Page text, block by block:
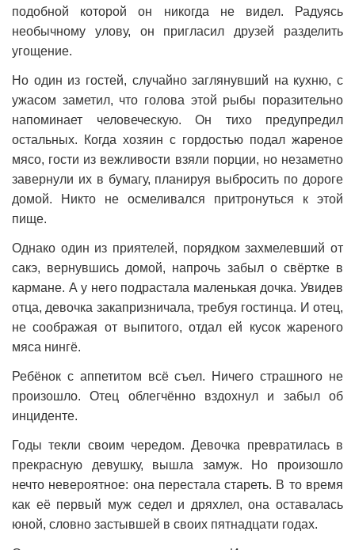
подобной которой он никогда не видел. Радуясь
необычному улову, он пригласил друзей разделить
угощение.
Но один из гостей, случайно заглянувший на кухню, с
ужасом заметил, что голова этой рыбы поразительно
напоминает человеческую. Он тихо предупредил
остальных. Когда хозяин с гордостью подал жареное
мясо, гости из вежливости взяли порции, но незаметно
завернули их в бумагу, планируя выбросить по дороге
домой. Никто не осмеливался притронуться к этой
пище.
Однако один из приятелей, порядком захмелевший от
сакэ, вернувшись домой, напрочь забыл о свёртке в
кармане. А у него подрастала маленькая дочка. Увидев
отца, девочка закапризничала, требуя гостинца. И отец,
не соображая от выпитого, отдал ей кусок жареного
мяса нингё.
Ребёнок с аппетитом всё съел. Ничего страшного не
произошло. Отец облегчённо вздохнул и забыл об
инциденте.
Годы текли своим чередом. Девочка превратилась в
прекрасную девушку, вышла замуж. Но произошло
нечто невероятное: она перестала стареть. В то время
как её первый муж седел и дряхлел, она оставалась
юной, словно застывшей в своих пятнадцати годах.